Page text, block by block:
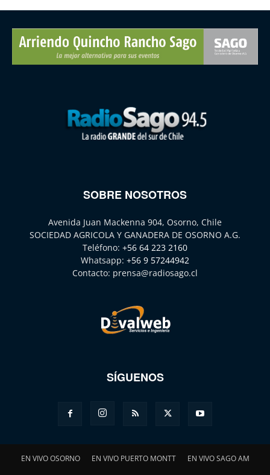
SOBRE NOSOTROS
Avenida Juan Mackenna 904, Osorno, Chile
SOCIEDAD AGRICOLA Y GANADERA DE OSORNO A.G.
Teléfono: +56 64 223 2160
Whatsapp: +56 9 57244942
Contacto: prensa@radiosago.cl
SÍGUENOS
EN VIVO OSORNO EN VIVO PUERTO MONTT EN VIVO SAGO AM